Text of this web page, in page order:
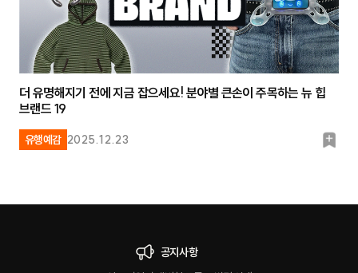
유행예감 2025.12.23
북
더 유명해지기 전에 지금 잡으세요! 분야별 큰손이 주목하는 뉴 힙
브랜드 19
공지사항